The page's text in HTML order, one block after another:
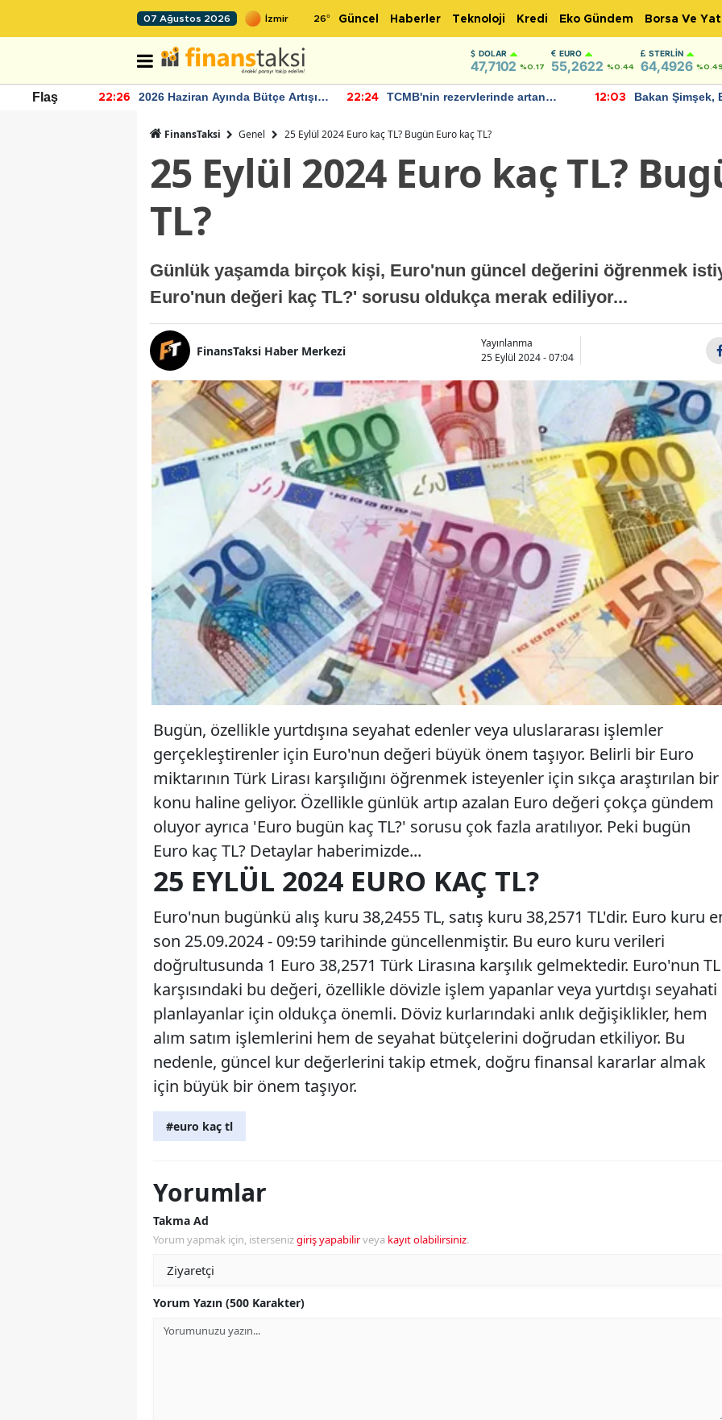
07 Ağustos 2026 26° Güncel Haberler Teknoloji Kredi Eko Gündem Borsa Ve
DOLAR
47,7102 %0.17
EURO
55,2622 %0.44
STERLIN
64,4926
Flaş 22:26
2026 Haziran Ayında Bütçe Artışı
22:24
TCMB'nin rezervlerinde artan
12:03
Bakan Şimşek,
FinansTaksi Genel 25 Eylül 2024 Euro kaç TL? Bugün Euro kaç TL?
25 Eylül 2024 Euro kaç TL?
TL?
Günlük yaşamda birçok kişi, Euro'nun güncel değerini öğrenmek
Euro'nun değeri kaç TL?' sorusu oldukça merak ediliyor...
FinansTaksi Haber Merkezi
Yayınlanma
25 Eylül 2024 - 07:04
Bugün, özellikle yurtdışına seyahat edenler veya uluslararası işlemler
gerçekleştirenler için Euro'nun değeri büyük önem taşıyor. Belirli bir Euro
miktarının Türk Lirası karşılığını öğrenmek isteyenler için sıkça araştırılan bir
konu haline geliyor. Özellikle günlük artıp azalan Euro değeri çokça gündem
oluyor ayrıca 'Euro bugün kaç TL?' sorusu çok fazla aratılıyor. Peki bugün
Euro kaç TL? Detaylar haberimizde...
25 EYLÜL 2024 EURO KAÇ TL?
Euro'nun bugünkü alış kuru 38,2455 TL, satış kuru 38,2571 TL'dir. Euro kuru
son 25.09.2024 - 09:59 tarihinde güncellenmiştir. Bu euro kuru verileri
doğrultusunda 1 Euro 38,2571 Türk Lirasına karşılık gelmektedir. Euro'nun TL
karşısındaki bu değeri, özellikle dövizle işlem yapanlar veya yurtdışı seyahati
planlayanlar için oldukça önemli. Döviz kurlarındaki anlık değişiklikler, hem
alım satım işlemlerini hem de seyahat bütçelerini doğrudan etkiliyor. Bu
nedenle, güncel kur değerlerini takip etmek, doğru finansal kararlar almak
için büyük bir önem taşıyor.
#euro kaç tl
Yorumlar
Takma Ad
Yorum yapmak için, istersenizgiriş yapabilirveya kayıt olabilirsiniz.
Yorum Yazın (500 Karakter)